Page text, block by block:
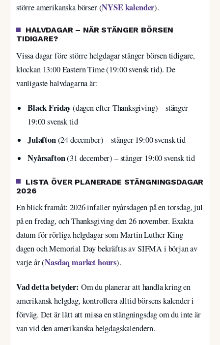
större amerikanska börser (NYSE kalender).
HALVDAGAR – NÄR STÄNGER BÖRSEN
TIDIGARE?
Vissa dagar före större helgdagar stänger börsen tidigare,
klockan 13:00 Eastern Time (19:00 svensk tid). De
vanligaste halvdagarna är:
Black Friday(dagen efter Thanksgiving) – stänger
19:00 svensk tid
Julafton(24 december) – stänger 19:00 svensk tid
Nyårsafton(31 december) – stänger 19:00 svensk tid
LISTA ÖVER PLANERADE STÄNGNINGSDAGAR
2026
En blick framåt: 2026 infaller nyårsdagen på en torsdag, jul
på en fredag, och Thanksgiving den 26 november. Exakta
datum för rörliga helgdagar som Martin Luther King-
dagen och Memorial Day bekräftas av SIFMA i början av
varje år (Nasdaq market hours).
Vad detta betyder: Om du planerar att handla kring en
amerikansk helgdag, kontrollera alltid börsens kalender i
förväg. Det är lätt att missa en stängningsdag om du inte är
van vid den amerikanska helgdagskalendern.